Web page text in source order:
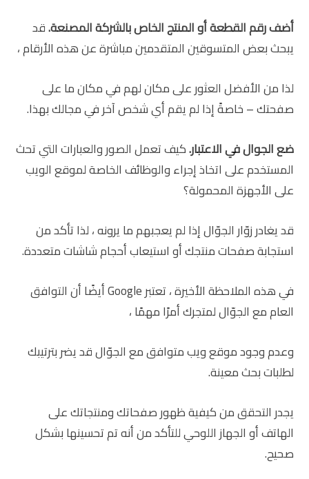
أضف رقم القطعة أو المنتج الخاص بالشركة المصنعة.قد
يبحث بعض المتسوقين المتقدمين مباشرة عن هذه الأرقام ،
لذا من الأفضل العثور على مكان لهم في مكان ما على
صفحتك – خاصةً إذا لم يقم أي شخص آخر في مجالك بهذا.
ضع الجوال في الاعتبار.كيف تعمل الصور والعبارات التي تحث
المستخدم على اتخاذ إجراء والوظائف الخاصة لموقع الويب
على الأجهزة المحمولة؟
قد يغادر زوّار الجوّال إذا لم يعجبهم ما يرونه ، لذا تأكد من
استجابة صفحات منتجك أو استيعاب أحجام شاشات متعددة.
في هذه الملاحظة الأخيرة ، تعتبر Google أيضًا أن التوافق
العام مع الجوّال لمتجرك أمرًا مهمًا ،
وعدم وجود موقع ويب متوافق مع الجوّال قد يضر بترتيبك
لطلبات بحث معينة.
يجدر التحقق من كيفية ظهور صفحاتك ومنتجاتك على
الهاتف أو الجهاز اللوحي للتأكد من أنه تم تحسينها بشكل
صحيح.